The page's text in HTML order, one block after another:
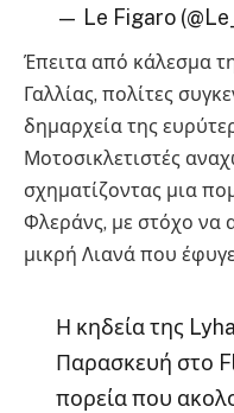
— Le Figaro
Έπειτα από κάλεσμα
Γαλλίας, πολίτες
δημαρχεία της
Μοτοσικλετιστές
σχηματίζοντας μια
Φλεράνς, με στόχο να
μικρή Λιανά που
Η κηδεία της
Παρασκευή στο
πορεία που